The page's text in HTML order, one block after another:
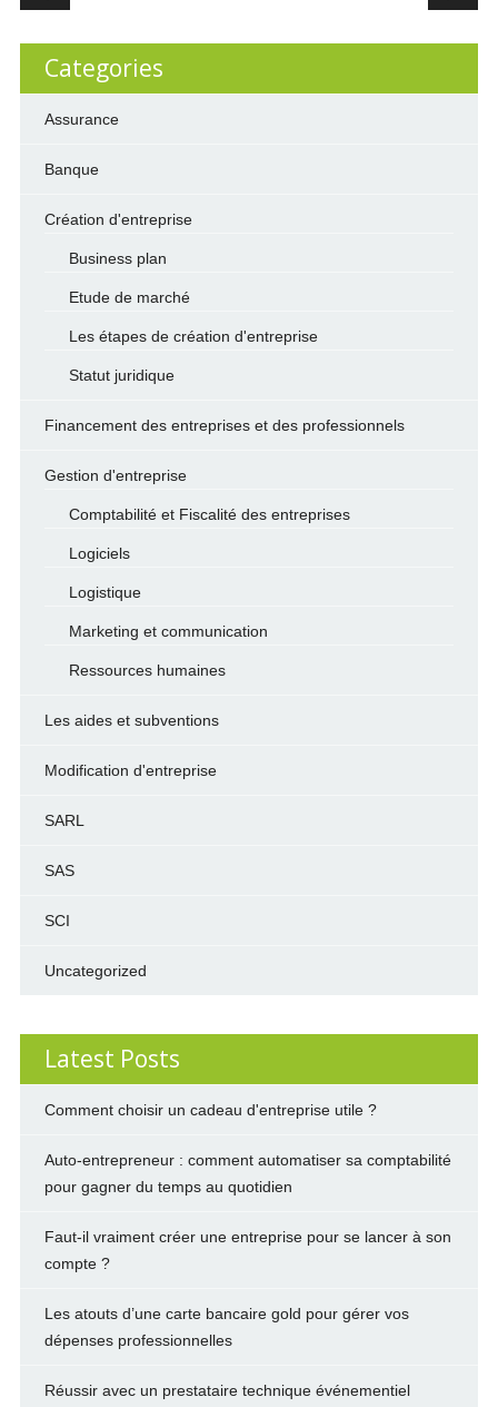
Categories
Assurance
Banque
Création d'entreprise
Business plan
Etude de marché
Les étapes de création d'entreprise
Statut juridique
Financement des entreprises et des professionnels
Gestion d'entreprise
Comptabilité et Fiscalité des entreprises
Logiciels
Logistique
Marketing et communication
Ressources humaines
Les aides et subventions
Modification d'entreprise
SARL
SAS
SCI
Uncategorized
Latest Posts
Comment choisir un cadeau d'entreprise utile ?
Auto-entrepreneur : comment automatiser sa comptabilité
pour gagner du temps au quotidien
Faut-il vraiment créer une entreprise pour se lancer à son
compte ?
Les atouts d’une carte bancaire gold pour gérer vos
dépenses professionnelles
Réussir avec un prestataire technique événementiel